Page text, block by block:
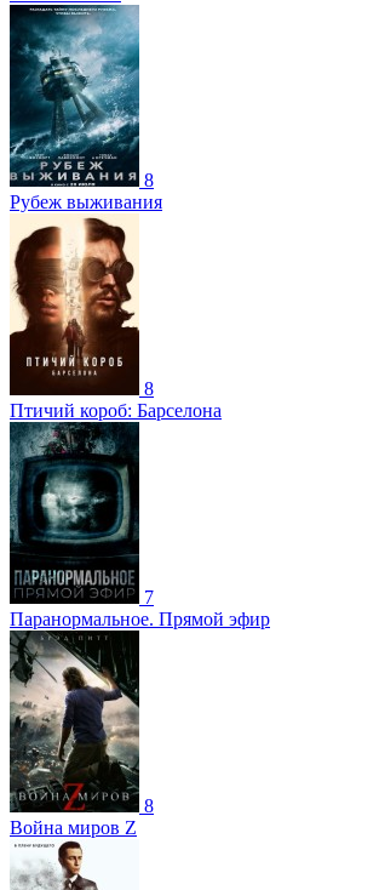
8
Рубеж выживания
8
Птичий короб: Барселона
7
Паранормальное. Прямой эфир
8
Война миров Z